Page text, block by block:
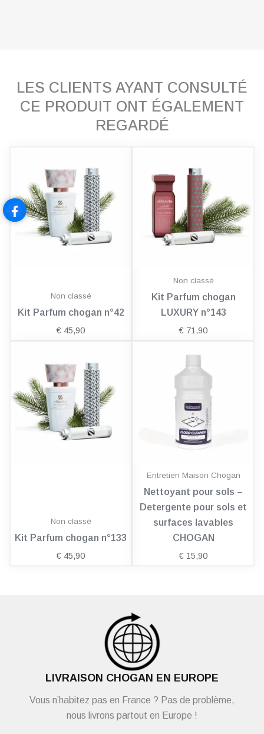
LES CLIENTS AYANT CONSULTÉ
CE PRODUIT ONT ÉGALEMENT
REGARDÉ
Non classé
Kit Parfum chogan n°42
€ 45,90
Non classé
Kit Parfum chogan
LUXURY n°143
€ 71,90
Non classé
Kit Parfum chogan n°133
€ 45,90
Entretien Maison Chogan
Nettoyant pour sols –
Detergente pour sols et
surfaces lavables
CHOGAN
€ 15,90
LIVRAISON CHOGAN EN EUROPE
Vous n’habitez pas en France ? Pas de problème,
nous livrons partout en Europe !